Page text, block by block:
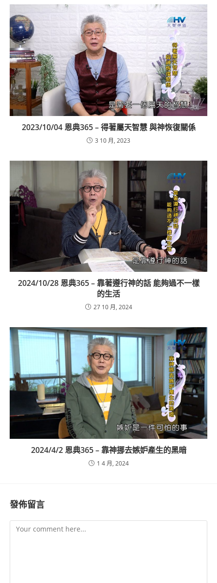
2023/10/04 恩典365 – 得著屬天智慧 與神恢復關係
3 10 月, 2023
2024/10/28 恩典365 – 靠著遵行神的話 能夠過不一樣
的生活
27 10 月, 2024
2024/4/2 恩典365 – 靠神挪去嫉妒產生的黑暗
1 4 月, 2024
發佈留言